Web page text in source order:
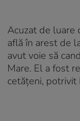
Acuzat de luare
află în arest de
avut voie să
Mare. El a fost
cetăţeni, potrivit